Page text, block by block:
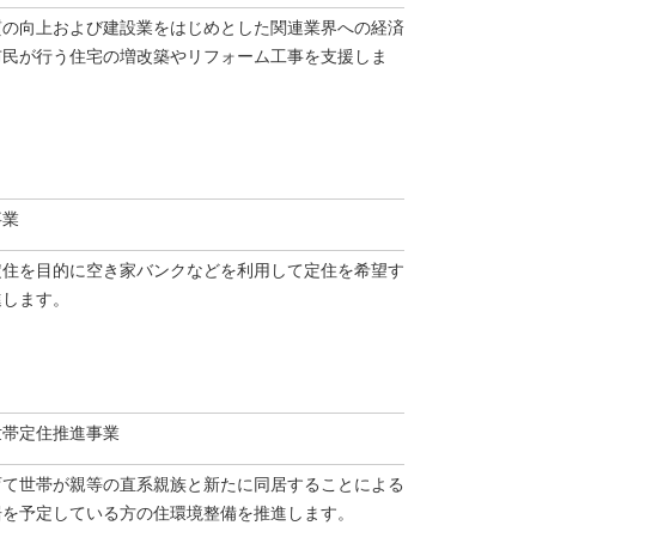
向上および建設業をはじめとした関連業界への経済
が行う住宅の増改築やリフォーム工事を支援しま
を目的に空き家バンクなどを利用して定住を希望す
ます。
定住推進事業
世帯が親等の直系親族と新たに同居することによる
予定している方の住環境整備を推進します。